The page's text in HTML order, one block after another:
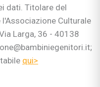
dati. Titolare del
Culturale
Larga, 36 - 40138
qui>